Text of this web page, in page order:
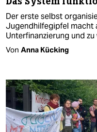
Der erste selbst
Jugendhilfegipfel macht
Unterfinanzierung und
Von Anna Kücking